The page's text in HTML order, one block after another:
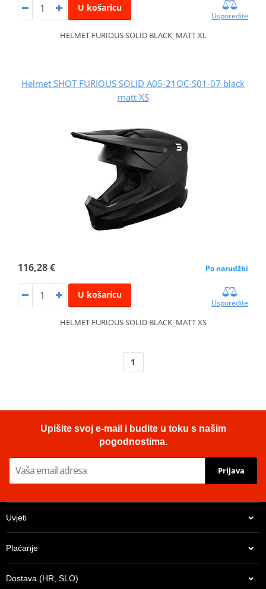
U košaricu
Usporedite
HELMET FURIOUS SOLID BLACK_MATT XL
Helmet SHOT FURIOUS SOLID A05-21OC-S01-07 black
matt XS
116,28 € Po narudžbi
U košaricu
Usporedite
HELMET FURIOUS SOLID BLACK_MATT XS
1
Upišite svoj e-mail i budite u toku s našim
pogodnostima.
Prijava
Uvjeti
Plaćanje
Dostava (HR, SLO)